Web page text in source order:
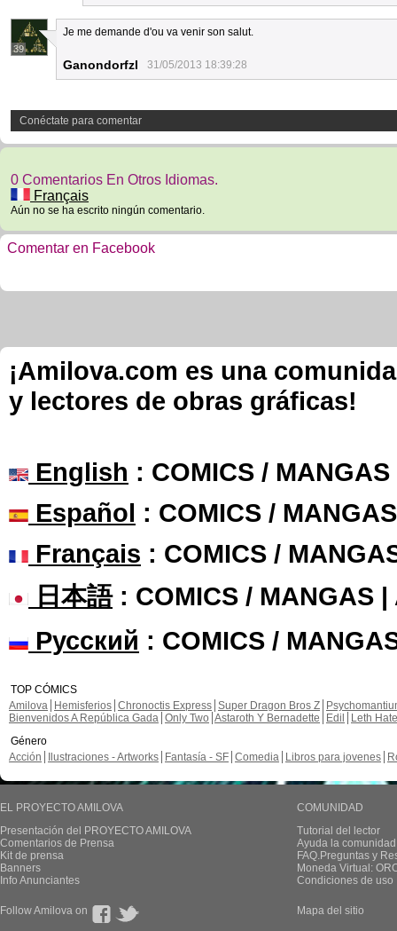
39
Je me demande d'ou va venir son salut.
Ganondorfzl 31/05/2013 18:39:28
Conéctate para comentar
0 Comentarios En Otros Idiomas.
Français
Aún no se ha escrito ningún comentario.
Comentar en Facebook
¡Amilova.com es una
y lectores de obras gráficas!
English : COMICS /
Español : COMICS /
Français : COMICS /
日本語: COMICS / MANGAS |
Русский : COMICS /
TOP CÓMICS
Amilova
Hemisferios Chronoctis Express Super Dragon Bros Z
Bienvenidos A República Gada Only Two Astaroth Y Bernadette Edil
Leth Hate
Género
Acción
Ilustraciones - Artworks Fantasía - SF Comedia Libros para jovenes
EL PROYECTO AMILOVA
Presentación del PROYECTO AMILOVA
Comentarios de Prensa
Kit de prensa
Banners
Info Anunciantes
COMUNIDAD
Tutorial del lector
Ayuda la
FAQ.Preguntas y
Moneda Virtual:
Condiciones de uso
Follow Amilova on Mapa del sitio